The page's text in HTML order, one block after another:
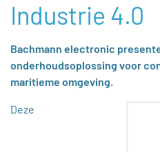
Industrie 4.0
Bachmann electronic
onderhoudsoplossing voor
maritieme omgeving.
Deze